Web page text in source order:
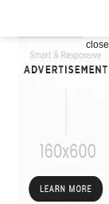
close